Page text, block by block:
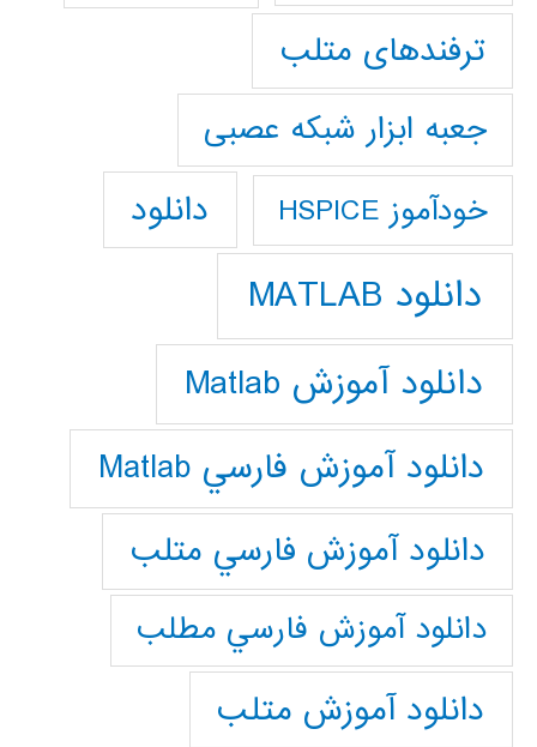
ترفندهای متلب
جعبه ابزار شبکه عصبی
خودآموز HSPICE دانلود
دانلود MATLAB
دانلود آموزش Matlab
دانلود آموزش فارسي Matlab
دانلود آموزش فارسي متلب
دانلود آموزش فارسي مطلب
دانلود آموزش متلب